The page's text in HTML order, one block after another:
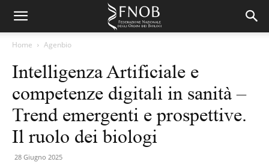
Home Agenbio
Intelligenza Artificiale e
competenze digitali in sanità –
Trend emergenti e prospettive.
Il ruolo dei biologi
28 Giugno 2025